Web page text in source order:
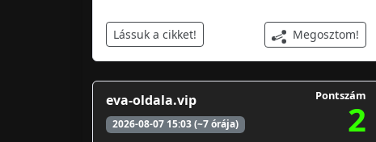
Lássuk a cikket! Megosztom!
eva-oldala.vip
2026-08-07 15:03 (~7 órája)
Pontszám
2